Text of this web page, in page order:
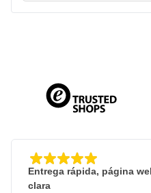
Entrega rápida, página
clara